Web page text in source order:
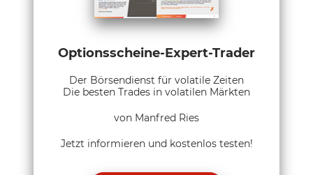
Optionsscheine-Expert-Trader
Der Börsendienst für volatile Zeiten
Die besten Trades in volatilen Märkten
von Manfred Ries
Jetzt informieren und kostenlos testen!